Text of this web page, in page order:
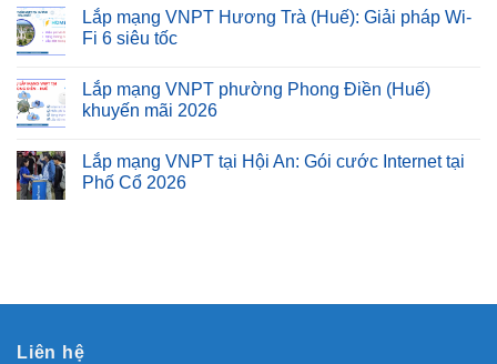
Lắp mạng VNPT Hương Trà (Huế): Giải pháp Wi-
Fi 6 siêu tốc
Lắp mạng VNPT phường Phong Điền (Huế)
khuyến mãi 2026
Lắp mạng VNPT tại Hội An: Gói cước Internet tại
Phố Cổ 2026
Liên hệ